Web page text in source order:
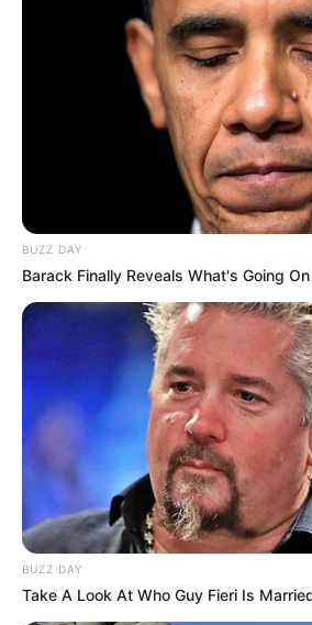
BUZZ DAY
Barack Finally Reveals What's Going
BUZZ DAY
Take A Look At Who Guy Fieri Is